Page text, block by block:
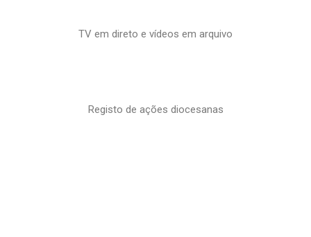
TV em direto e vídeos em arquivo
Registo de ações diocesanas